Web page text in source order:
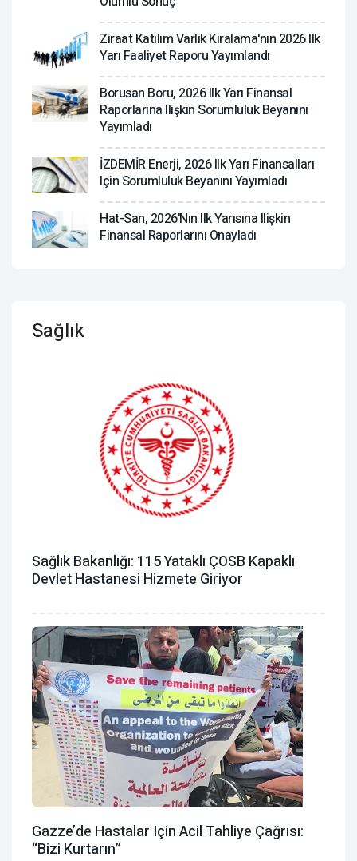
Ziraat Katılım Varlık Kiralama'nın 2026 Ilk
Yarı Faaliyet Raporu Yayımlandı
Borusan Boru, 2026 Ilk Yarı Finansal
Raporlarına Ilişkin Sorumluluk Beyanını
Yayımladı
İZDEMİR Enerji, 2026 Ilk Yarı Finansalları
Için Sorumluluk Beyanını Yayımladı
Hat-San, 2026'nın Ilk Yarısına Ilişkin
Finansal Raporlarını Onayladı
Sağlık
Sağlık Bakanlığı: 115 Yataklı ÇOSB Kapaklı
Devlet Hastanesi Hizmete Giriyor
Gazze’de Hastalar Için Acil Tahliye Çağrısı:
“Bizi Kurtarın”